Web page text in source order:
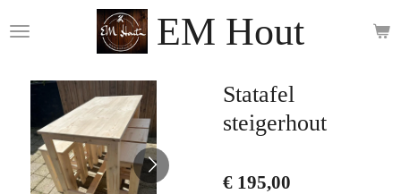
direct
hoofdinhoud
EM Hout
Statafel
steigerhout
€ 195,00